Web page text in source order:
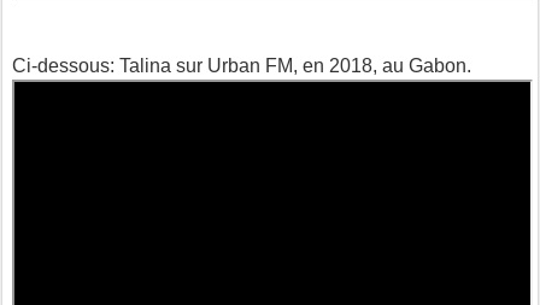
Ci-dessous: Talina sur Urban FM, en 2018, au Gabon.